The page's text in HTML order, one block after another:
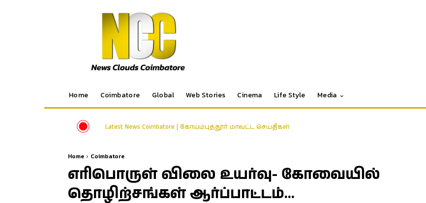
Home Coimbatore Global Web Stories Cinema Life Style Media
Latest News Coimbatore | கோயம்புத்தூர் மாவட்ட செய்திகள்
Home Coimbatore
எரிபொருள் விலை உயர்வு- கோவையில்
தொழிற்சங்கள் ஆர்ப்பாட்டம்…